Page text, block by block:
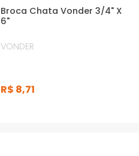
Broca Chata Vonder 3/4" X
6"
VONDER
R$ 8,71